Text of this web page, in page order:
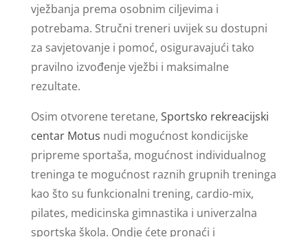
vježbanja prema osobnim ciljevima i
potrebama. Stručni treneri uvijek su dostupni
za savjetovanje i pomoć, osiguravajući tako
pravilno izvođenje vježbi i maksimalne
rezultate.
Osim otvorene teretane, Sportsko rekreacijski
centar Motus nudi mogućnost kondicijske
pripreme sportaša, mogućnost individualnog
treninga te mogućnost raznih grupnih treninga
kao što su funkcionalni trening, cardio-mix,
pilates, medicinska gimnastika i univerzalna
sportska škola. Ondje ćete pronaći i